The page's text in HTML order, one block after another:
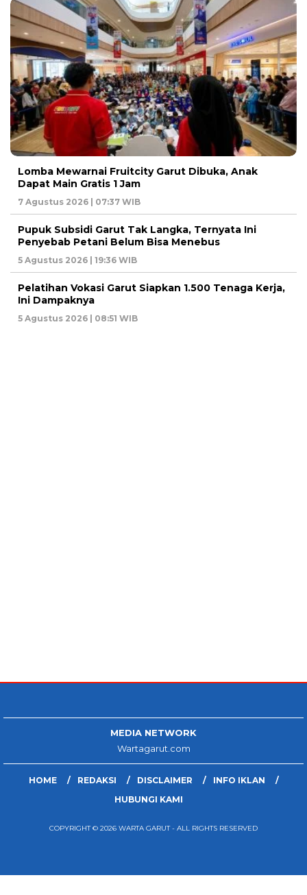
Lomba Mewarnai Fruitcity Garut Dibuka, Anak
Dapat Main Gratis 1 Jam
7 Agustus 2026 | 07:37 WIB
Pupuk Subsidi Garut Tak Langka, Ternyata Ini
Penyebab Petani Belum Bisa Menebus
5 Agustus 2026 | 19:36 WIB
Pelatihan Vokasi Garut Siapkan 1.500 Tenaga Kerja,
Ini Dampaknya
5 Agustus 2026 | 08:51 WIB
MEDIA NETWORK
Wartagarut.com
HOME REDAKSI DISCLAIMER
INFO IKLAN
HUBUNGI KAMI
COPYRIGHT © 2026 WARTA GARUT - ALL RIGHTS RESERVED